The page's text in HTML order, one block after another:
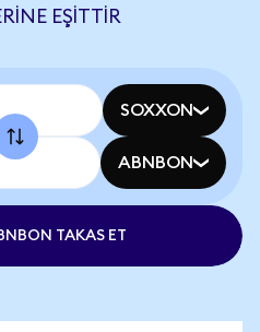
EŞITTIR
SOXXON
ABNBON
TAKAS ET